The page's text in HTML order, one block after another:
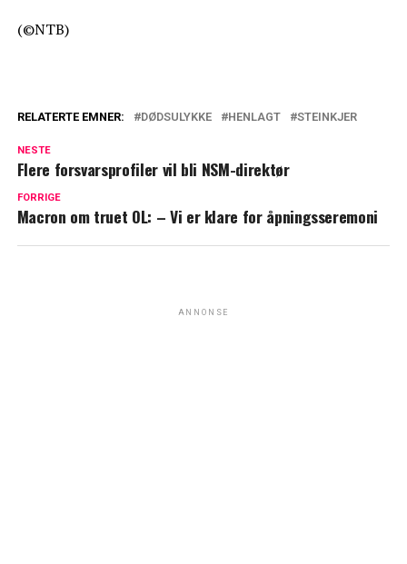
(©NTB)
RELATERTE EMNER: DØDSULYKKE HENLAGT STEINKJER
NESTE
Flere forsvarsprofiler vil bli NSM-direktør
FORRIGE
Macron om truet OL: – Vi er klare for åpningsseremoni
ANNONSE